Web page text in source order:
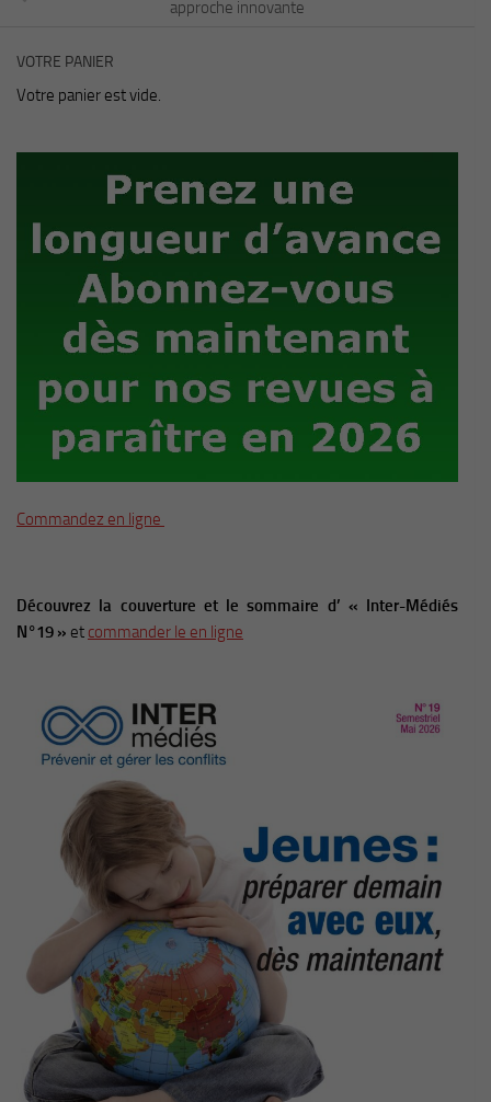
approche innovante
VOTRE PANIER
Votre panier est vide.
Commandez en ligne
Découvrez la couverture et le sommaire d’ « Inter-Médiés
N°19 » et commander le en ligne